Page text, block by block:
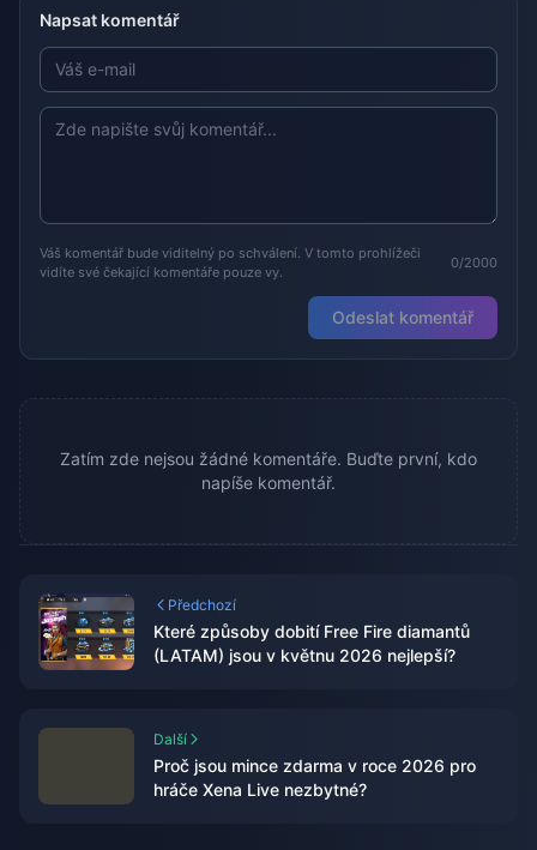
Napsat komentář
Váš komentář bude viditelný po schválení. V tomto prohlížeči
vidíte své čekající komentáře pouze vy.
0/2000
Odeslat komentář
Zatím zde nejsou žádné komentáře. Buďte první, kdo
napíše komentář.
Předchozí
Které způsoby dobití Free Fire diamantů
(LATAM) jsou v květnu 2026 nejlepší?
Další
Proč jsou mince zdarma v roce 2026 pro
hráče Xena Live nezbytné?